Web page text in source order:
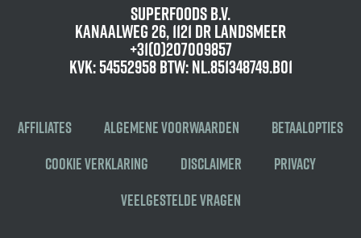
Superfoods B.V.
Kanaalweg 26, 1121 DR Landsmeer
+31(0)207009857
KvK: 54552958 BTW: NL.851348749.B01
Affiliates Algemene voorwaarden
Betaalopties
Cookie verklaring
Disclaimer
Privacy
Veelgestelde vragen